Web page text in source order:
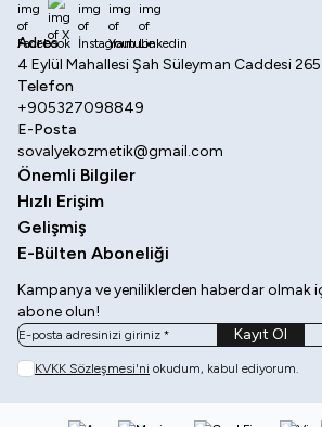
Adres
4 Eylül Mahallesi Şah Süleyman Caddesi
Telefon
+905327098849
E-Posta
sovalyekozmetik@gmail.com
Facebook
X İnstagram
Youtube
Önemli Bilgiler
Hızlı Erişim
Gelişmiş
E-Bülten Aboneliği
Kampanya ve yeniliklerden haberdar olmak
abone olun!
Kayıt Ol
KVKK Sözleşmesi'ni okudum, kabul ediyorum.